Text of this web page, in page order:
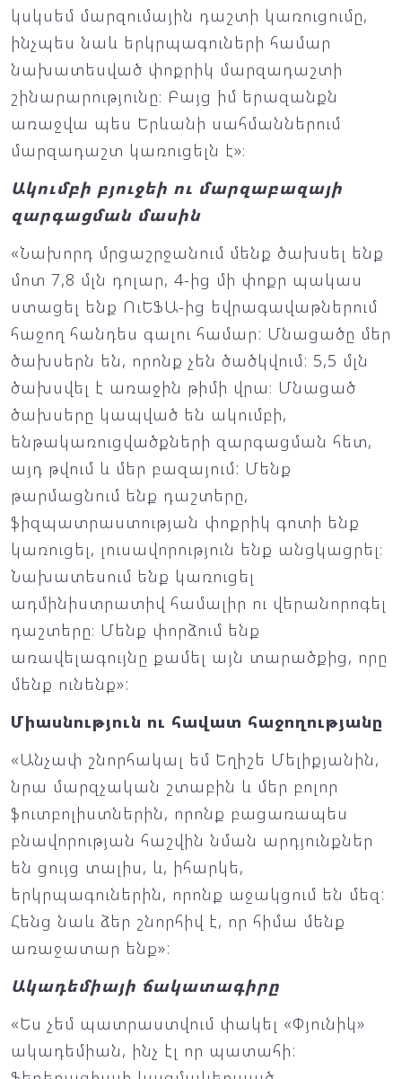
կսկսեմ մարզումային դաշտի կառուցումը,
ինչպես նաև երկրպագուների համար
նախատեսված փոքրիկ մարզադաշտի
շինարարությունը։ Բայց իմ երազանքն
առաջվա պես Երևանի սահմաններում
մարզադաշտ կառուցելն է»։
Ակումբի բյուջեի ու մարզաբազայի
զարգացման մասին
«Նախորդ մրցաշրջանում մենք ծախսել ենք
մոտ 7,8 մլն դոլար, 4-ից մի փոքր պակաս
ստացել ենք ՈւԵՖԱ-ից եվրագավաթներում
հաջող հանդես գալու համար: Մնացածը մեր
ծախսերն են, որոնք չեն ծածկվում: 5,5 մլն
ծախսվել է առաջին թիմի վրա։ Մնացած
ծախսերը կապված են ակումբի,
ենթակառուցվածքների զարգացման հետ,
այդ թվում և մեր բազայում: Մենք
թարմացնում ենք դաշտերը,
ֆիզպատրաստության փոքրիկ գոտի ենք
կառուցել, լուսավորություն ենք անցկացրել։
Նախատեսում ենք կառուցել
ադմինիստրատիվ համալիր ու վերանորոգել
դաշտերը։ Մենք փորձում ենք
առավելագույնը քամել այն տարածքից, որը
մենք ունենք»:
Միասնություն ու հավատ հաջողությանը
«Անչափ շնորհակալ եմ Եղիշե Մելիքյանին,
նրա մարզչական շտաբին և մեր բոլոր
ֆուտբոլիստներին, որոնք բացառապես
բնավորության հաշվին նման արդյունքներ
են ցույց տալիս, և, իհարկե,
երկրպագուներին, որոնք աջակցում են մեզ:
Հենց նաև ձեր շնորհիվ է, որ հիմա մենք
առաջատար ենք»:
Ակադեմիայի ճակատագիրը
«Ես չեմ պատրաստվում փակել «Փյունիկ»
ակադեմիան, ինչ էլ որ պատահի: